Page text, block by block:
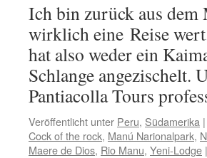
Ich bin zurück aus dem
wirklich eine Reise
hat also weder ein
Schlange angezischelt.
Pantiacolla Tours
Veröffentlicht unter Peru, Südamerika |
Cock of the rock, Manú Narionalpark,
Maere de Dios, Rio Manu, Yeni-Lodge |